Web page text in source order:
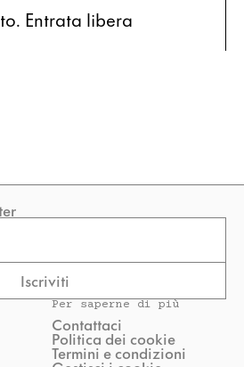
Entrata libera
Iscriviti
Per saperne di più
Contattaci
Politica dei cookie
Termini e condizioni